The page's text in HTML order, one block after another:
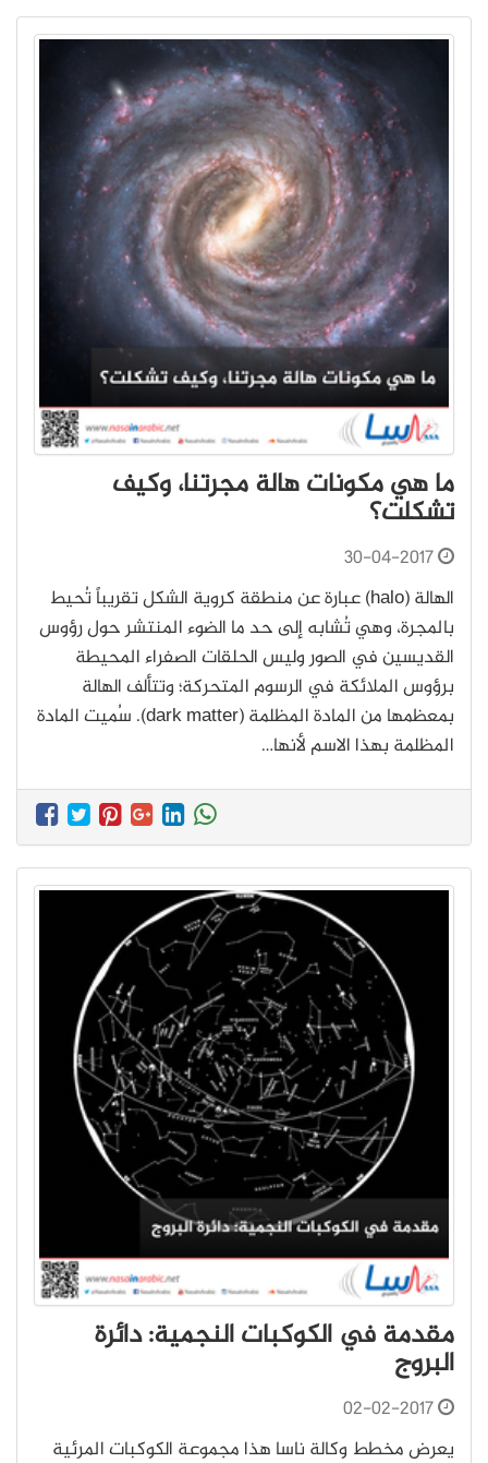
ما هي مكونات هالة مجرتنا، وكيف
تشكلت؟
30-04-2017
الهالة (halo) عبارة عن منطقة كروية الشكل تقريباً تُحيط
بالمجرة، وهي تُشابه إلى حد ما الضوء المنتشر حول رؤوس
القديسين في الصور وليس الحلقات الصفراء المحيطة
برؤوس الملائكة في الرسوم المتحركة؛ وتتألف الهالة
بمعظمها من المادة المظلمة (dark matter). سُميت المادة
المظلمة بهذا الاسم لأنها…
مقدمة في الكوكبات النجمية: دائرة
البروج
02-02-2017
يعرض مخطط وكالة ناسا هذا مجموعة الكوكبات المرئية